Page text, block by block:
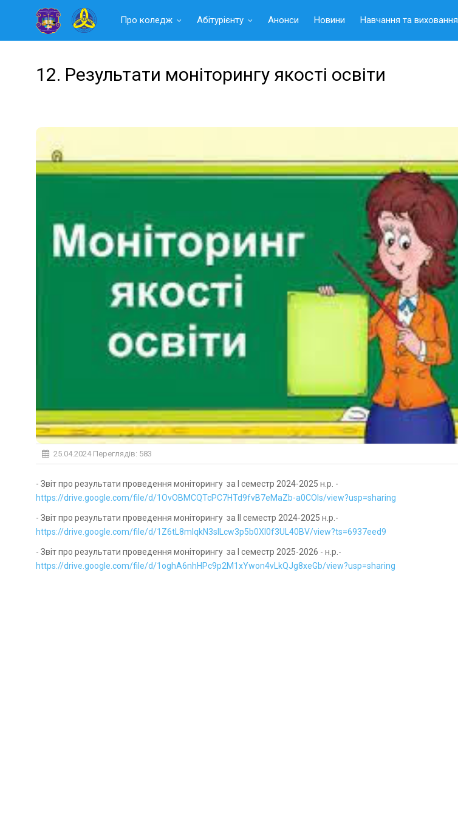
Читать
Про коледж Абітурієнту Анонси Новини Навчання та виховання
12. Результати моніторингу якості освіти
25.04.2024Переглядів: 583
- Звіт про результати проведення моніторингу за І семестр 2024-2025 н.р. -
https://drive.google.com/file/d/1OvOBMCQTcPC7HTd9fvB7eMaZb-a0COIs/view?usp=sharing
- Звіт про результати проведення моніторингу за ІІ семестр 2024-2025 н.р.-
https://drive.google.com/file/d/1Z6tL8mlqkN3slLcw3p5b0Xl0f3UL40BV/view?ts=6937eed9
- Звіт про результати проведення моніторингу за І семестр 2025-2026 - н.р.-
https://drive.google.com/file/d/1oghA6nhHPc9p2M1xYwon4vLkQJg8xeGb/view?usp=sharing